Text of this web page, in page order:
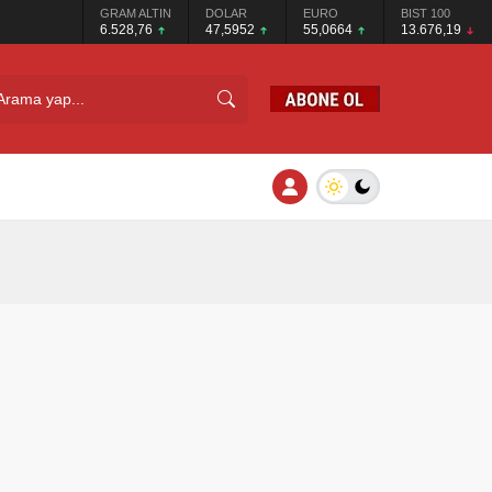
GRAM ALTIN
6.528,76
DOLAR
47,5952
EURO
55,0664
BIST 100
13.676,19